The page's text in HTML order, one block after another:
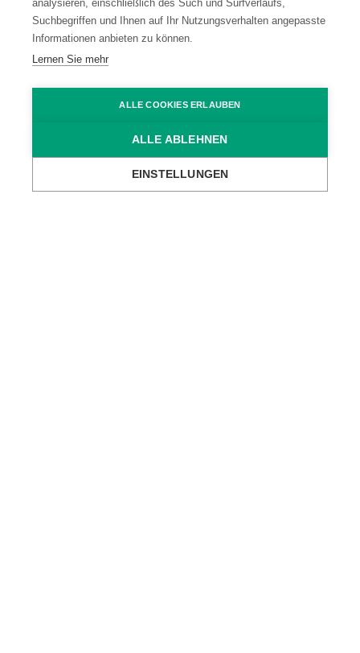
analysieren, einschließlich des Such und Surfverlaufs,
Suchbegriffen und Ihnen auf Ihr Nutzungsverhalten angepasste
Informationen anbieten zu können.
Lernen Sie mehr
ALLE COOKIES ERLAUBEN
ALLE ABLEHNEN
EINSTELLUNGEN
Schweiz
hello@ma...E-Mail anzeigen